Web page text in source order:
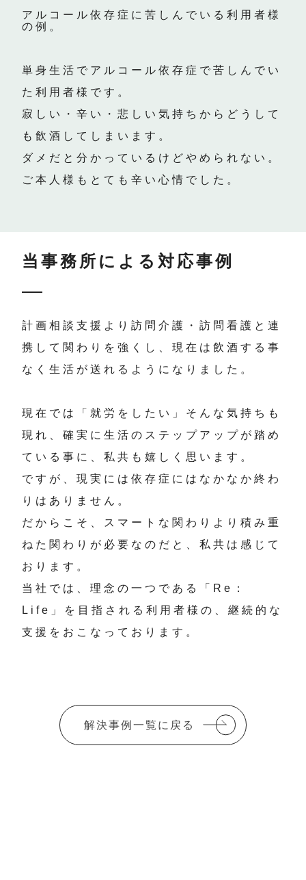
アルコール依存症に苦しんでいる利用者様
の例。
単身生活でアルコール依存症で苦しんでい
た利用者様です。
寂しい・辛い・悲しい気持ちからどうして
も飲酒してしまいます。
ダメだと分かっているけどやめられない。
ご本人様もとても辛い心情でした。
当事務所による対応事例
計画相談支援より訪問介護・訪問看護と連
携して関わりを強くし、現在は飲酒する事
なく生活が送れるようになりました。
現在では「就労をしたい」そんな気持ちも
現れ、確実に生活のステップアップが踏め
ている事に、私共も嬉しく思います。
ですが、現実には依存症にはなかなか終わ
りはありません。
だからこそ、スマートな関わりより積み重
ねた関わりが必要なのだと、私共は感じて
おります。
当社では、理念の一つである「Re：
Life」を目指される利用者様の、継続的な
支援をおこなっております。
解決事例一覧に戻る